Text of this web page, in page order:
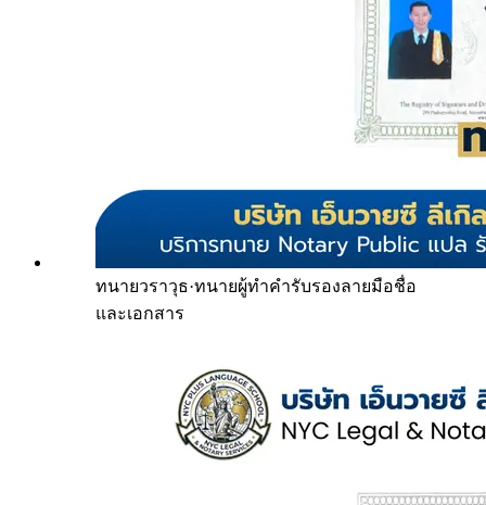
ทนายวราวุธ·ทนายผู้ทำคำรับรองลายมือชื่อ
และเอกสาร